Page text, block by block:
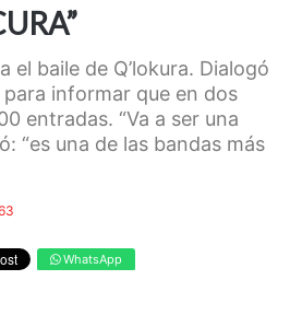
el baile de Q’lokura. Dialogó
para informar que en dos
entradas. “Va a ser una
“es una de las bandas más
WhatsApp